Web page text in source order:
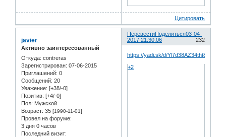
Цитировать
ПеревестиПоделиться
232
03-04-
2017 21:30:06
javier
Активно заинтересованный
Откуда: contreras
Зарегистрирован: 07-06-2015
Приглашений: 0
Сообщений: 20
Уважение: [+38/-0]
Позитив: [+4/-0]
Пол: Мужской
Возраст: 35 [1990-11-01]
Провел на форуме:
3 дня 0 часов
Последний визит:
https://yadi.sk/d/Yl7d38AZ34tht8
+2